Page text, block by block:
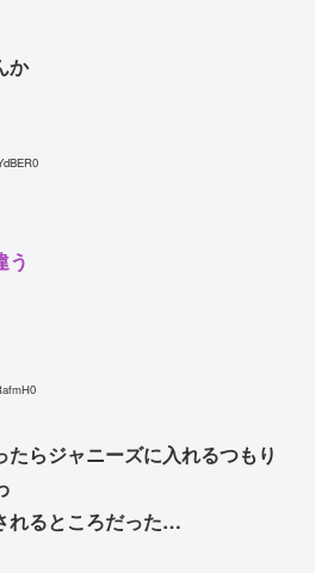
か
う
らジャニーズに入れるつもり
れるところだった…